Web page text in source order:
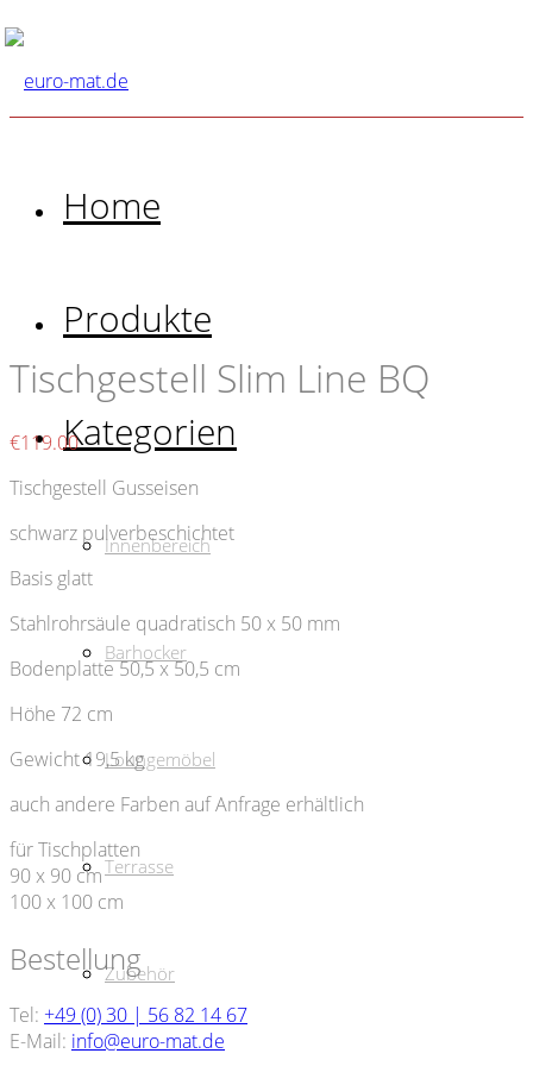
Home
Produkte
Kategorien
Innenbereich
Barhocker
Loungemöbel
Terrasse
Zubehör
Tischgestell Slim Line BQ
€119.00
Tischgestell Gusseisen
schwarz pulverbeschichtet
Basis glatt
Stahlrohrsäule quadratisch 50 x 50 mm
Bodenplatte 50,5 x 50,5 cm
Höhe 72 cm
Gewicht 19,5 kg
auch andere Farben auf Anfrage erhältlich
für Tischplatten
90 x 90 cm
100 x 100 cm
Bestellung
Tel: +49 (0) 30 | 56 82 14 67
E-Mail: info@euro-mat.de